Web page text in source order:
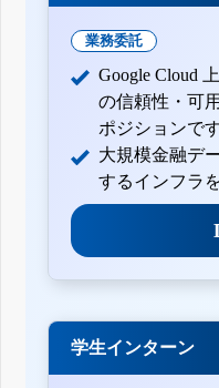
業務委託
Google Cloud
の信頼性・可
ポジションです
大規模金融デ
するインフラ
学生インターン